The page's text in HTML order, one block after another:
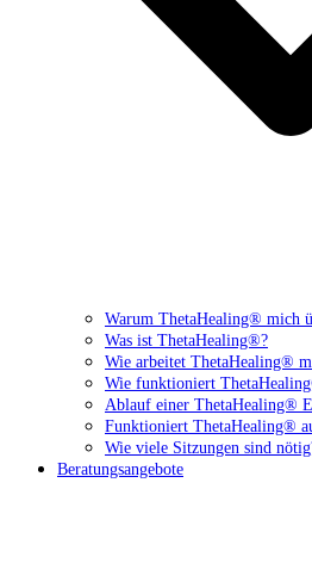
Warum ThetaHealing® mich
Was ist ThetaHealing®?
Wie arbeitet ThetaHealing®
Wie funktioniert
Ablauf einer ThetaHealing®
Funktioniert ThetaHealing®
Wie viele Sitzungen sind
Beratungsangebote